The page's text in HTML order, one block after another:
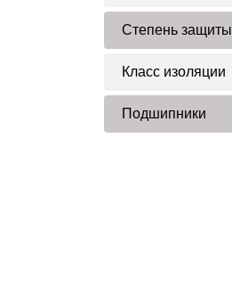
Степень защиты
Класс изоляции
Подшипники